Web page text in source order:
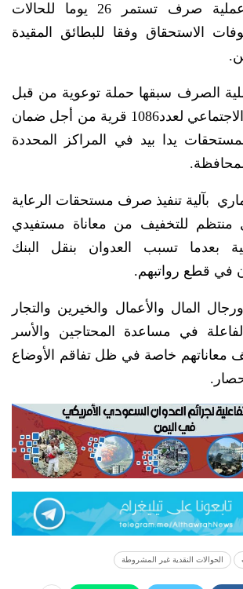
المحافظة في عملية صرف تستمر 26 يوما للحالات
الاستحقاق وفقا للبطائق المقيدة
الصرف سبقها حملة توعوية من قبل
موظفي الضمان الاجتماعي لعدد1086 قرية من أجل ضمان
يدا بيد في المراكز المحددة
بآلية تنفيذ صرف مستحقات الرعاية
منتظم للتخفيف من معاناة مستفيدي
بعدما تسبب العدوان بنقل البنك
في قطع رواتبهم.
المال والأعمال والخيرين والتجار
في مساعدة المحتاجين والأسر
معاناتهم خاصة في ظل تفاقم الأوضاع
الحوالات النقدية غير المشروطة